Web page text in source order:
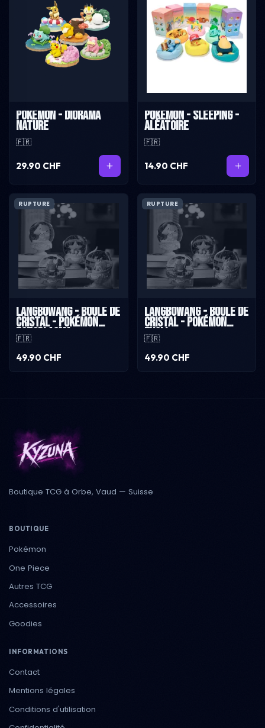
Pokémon - Diorama
Nature
🇫🇷
29.90 CHF
Pokémon - Sleeping -
Aléatoire
🇫🇷
14.90 CHF
RUPTURE
Langbowang - Boule de
cristal - Pokémon
Ectoplasma
🇫🇷
49.90 CHF
RUPTURE
Langbowang - Boule de
cristal - Pokémon
Evoli
🇫🇷
49.90 CHF
Boutique TCG à Orbe, Vaud — Suisse
BOUTIQUE
Pokémon
One Piece
Autres TCG
Accessoires
Goodies
INFORMATIONS
Contact
Mentions légales
Conditions d'utilisation